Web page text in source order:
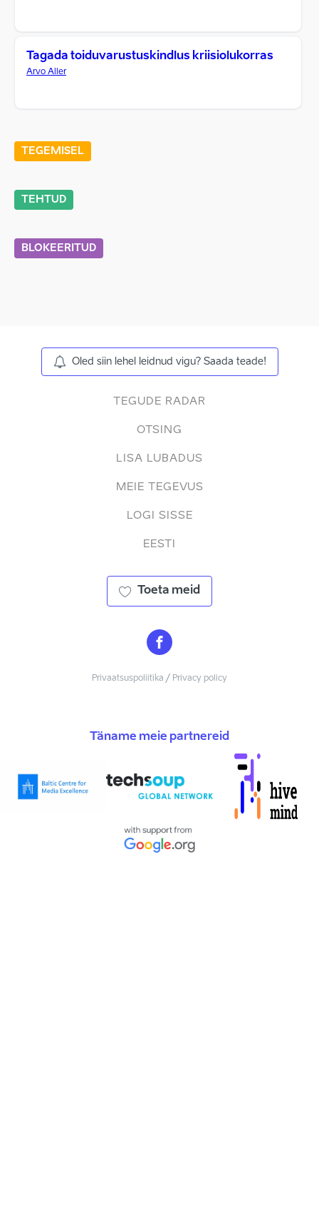
Tagada toiduvarustuskindlus kriisiolukorras
Arvo Aller
TEGEMISEL
TEHTUD
BLOKEERITUD
Oled siin lehel leidnud vigu? Saada teade!
TEGUDE RADAR
OTSING
LISA LUBADUS
MEIE TEGEVUS
LOGI SISSE
EESTI
Toeta meid
Privaatsuspoliitika / Privacy policy
Täname meie partnereid